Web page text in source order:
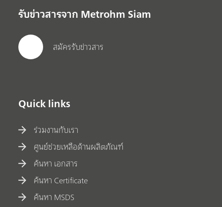
รับข่าวสารจาก Metrohm Siam
สมัครรับข่าวสาร
Quick links
ร่วมงานกับเรา
ศูนย์ช่วยเหลือด้านผลิตภัณฑ์
ค้นหา เอกสาร
ค้นหา Certificate
ค้นหา MSDS